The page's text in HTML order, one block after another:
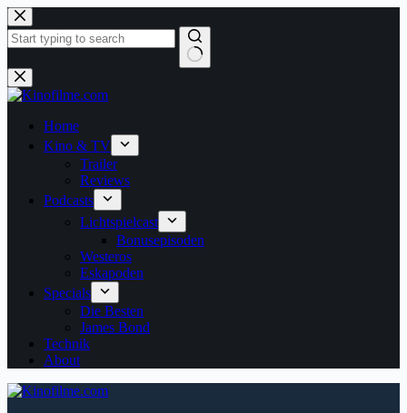
Zum
Inhalt
springen
Keine
Ergebnisse
Home
Kino & TV
Trailer
Reviews
Podcasts
Lichtspielcast
Bonusepisoden
Westeros
Eskapoden
Specials
Die Besten
James Bond
Technik
About